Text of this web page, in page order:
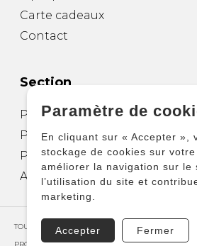
Carte cadeaux
Contact
Section
Partitions pour guitare
Partitions pour autres
Partitions pour ensembles
Autres produits
TOUS DROITS RÉSERVÉS © COPYRIGHT 2026 –
Paramètre de
En cliquant sur « Accepter »,
stockage de cookies sur
améliorer la navigation sur le
l’utilisation du site et
marketing.
Accepter Fermer